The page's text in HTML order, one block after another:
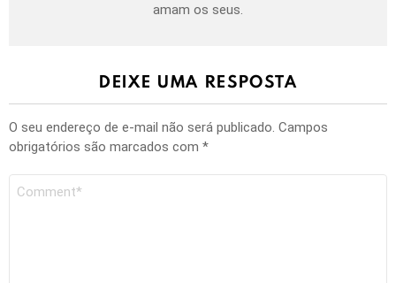
amam os seus.
DEIXE UMA RESPOSTA
O seu endereço de e-mail não será publicado. Campos
obrigatórios são marcados com *